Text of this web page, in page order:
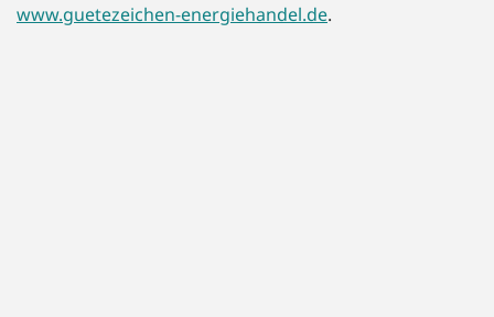
www.guetezeichen-energiehandel.de.